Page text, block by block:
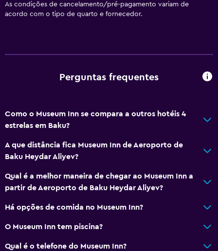
As condições de cancelamento/pré-pagamento variam de
acordo com o tipo de quarto e fornecedor.
Perguntas frequentes
Como o Museum Inn se compara a outros hotéis 4
estrelas em Baku?
A que distância fica Museum Inn de Aeroporto de
Baku Heydar Aliyev?
Qual é a melhor maneira de chegar ao Museum Inn a
partir de Aeroporto de Baku Heydar Aliyev?
Há opções de comida no Museum Inn?
O Museum Inn tem piscina?
Qual é o telefone do Museum Inn?